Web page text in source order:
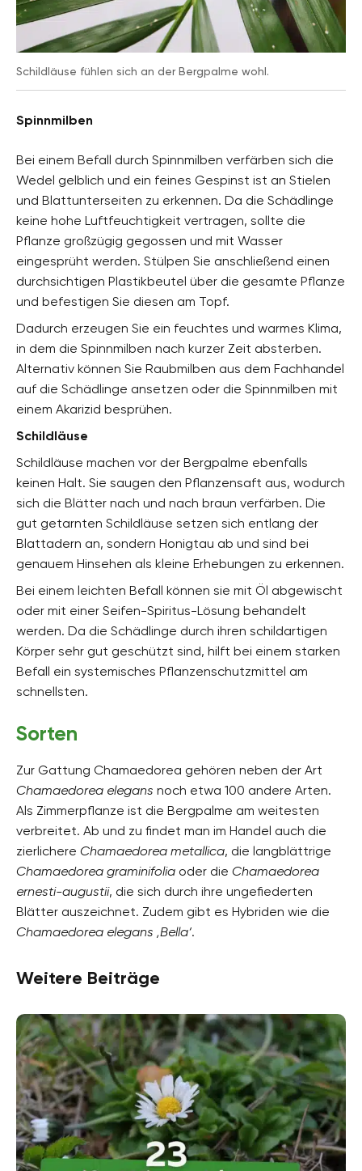
Schildläuse fühlen sich an der Bergpalme wohl.
Spinnmilben
Bei einem Befall durch Spinnmilben verfärben sich die
Wedel gelblich und ein feines Gespinst ist an Stielen
und Blattunterseiten zu erkennen. Da die Schädlinge
keine hohe Luftfeuchtigkeit vertragen, sollte die
Pflanze großzügig gegossen und mit Wasser
eingesprüht werden. Stülpen Sie anschließend einen
durchsichtigen Plastikbeutel über die gesamte Pflanze
und befestigen Sie diesen am Topf.
Dadurch erzeugen Sie ein feuchtes und warmes Klima,
in dem die Spinnmilben nach kurzer Zeit absterben.
Alternativ können Sie Raubmilben aus dem Fachhandel
auf die Schädlinge ansetzen oder die Spinnmilben mit
einem Akarizid besprühen.
Schildläuse
Schildläuse machen vor der Bergpalme ebenfalls
keinen Halt. Sie saugen den Pflanzensaft aus, wodurch
sich die Blätter nach und nach braun verfärben. Die
gut getarnten Schildläuse setzen sich entlang der
Blattadern an, sondern Honigtau ab und sind bei
genauem Hinsehen als kleine Erhebungen zu erkennen.
Bei einem leichten Befall können sie mit Öl abgewischt
oder mit einer Seifen-Spiritus-Lösung behandelt
werden. Da die Schädlinge durch ihren schildartigen
Körper sehr gut geschützt sind, hilft bei einem starken
Befall ein systemisches Pflanzenschutzmittel am
schnellsten.
Sorten
Zur Gattung Chamaedorea gehören neben der Art
Chamaedorea elegans noch etwa 100 andere Arten.
Als Zimmerpflanze ist die Bergpalme am weitesten
verbreitet. Ab und zu findet man im Handel auch die
zierlichere Chamaedorea metallica, die langblättrige
Chamaedorea graminifolia oder die Chamaedorea
ernesti-augustii, die sich durch ihre ungefiederten
Blätter auszeichnet. Zudem gibt es Hybriden wie die
Chamaedorea elegans ‚Bella‘.
Weitere Beiträge